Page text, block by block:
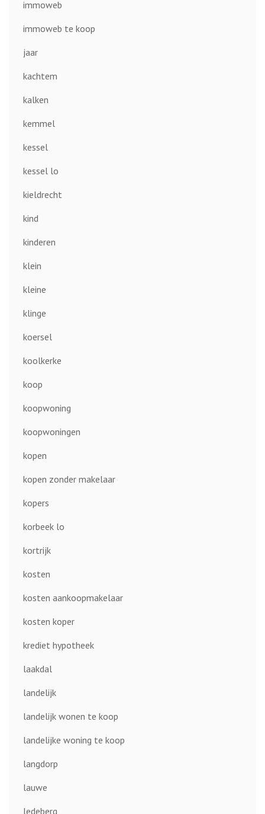
immoweb
immoweb te koop
jaar
kachtem
kalken
kemmel
kessel
kessel lo
kieldrecht
kind
kinderen
klein
kleine
klinge
koersel
koolkerke
koop
koopwoning
koopwoningen
kopen
kopen zonder makelaar
kopers
korbeek lo
kortrijk
kosten
kosten aankoopmakelaar
kosten koper
krediet hypotheek
laakdal
landelijk
landelijk wonen te koop
landelijke woning te koop
langdorp
lauwe
ledeberg